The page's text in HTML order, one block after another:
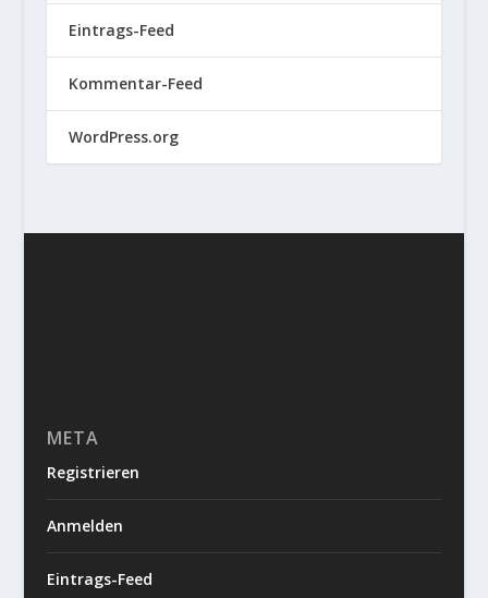
Eintrags-Feed
Kommentar-Feed
WordPress.org
META
Registrieren
Anmelden
Eintrags-Feed